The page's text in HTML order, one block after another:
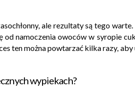
ale rezultaty są tego
od namoczenia owoców w syropie
ten można powtarzać kilka razy,
wypiekach?